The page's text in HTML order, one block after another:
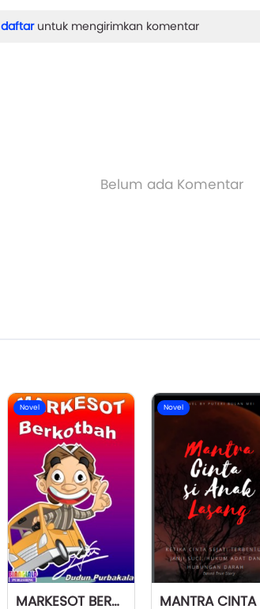
daftaruntuk mengirimkan komentar
Belum ada Komentar
Novel
MARKESOT BERKOTBAH
Novel